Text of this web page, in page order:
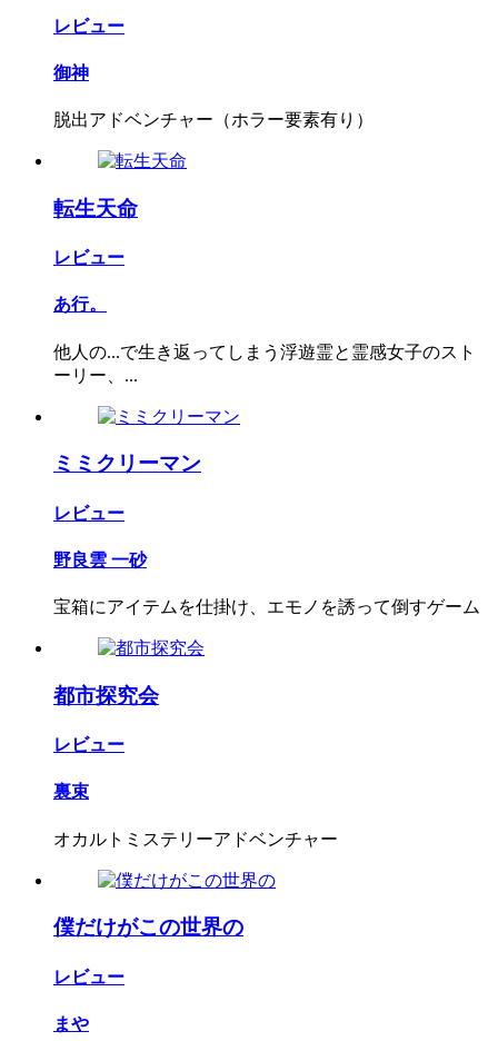
レビュー
御神
脱出アドベンチャー（ホラー要素有り）
転生天命
レビュー
あ行。
他人の...で生き返ってしまう浮遊霊と霊感女子のスト
ーリー、...
ミミクリーマン
レビュー
野良雲 一砂
宝箱にアイテムを仕掛け、エモノを誘って倒すゲーム
都市探究会
レビュー
裏束
オカルトミステリーアドベンチャー
僕だけがこの世界の
レビュー
まや